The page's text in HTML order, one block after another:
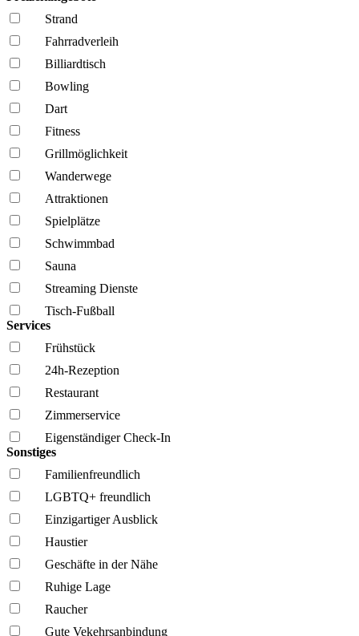
Strand
Fahrrad­verleih
Billiardtisch
Bowling
Dart
Fitness
Grillmöglich­keit
Wanderwege
Attraktionen
Spielplätze
Schwimmbad
Sauna
Streaming Dienste
Tisch-Fußball
Services
Frühstück
24h-Rezeption
Restaurant
Zimmerservice
Eigenständiger Check-In
Sonstiges
Familien­freundlich
LGBTQ+ freundlich
Einzigartiger Ausblick
Haustier
Geschäfte in der Nähe
Ruhige Lage
Raucher
Gute Vekehrsanbindung